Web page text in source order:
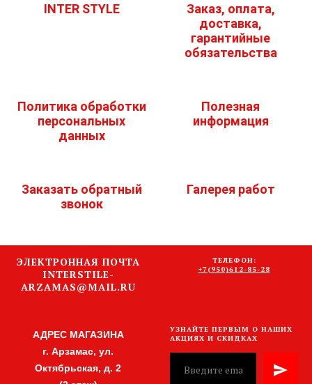
INTER STYLE
Заказ, оплата,
доставка,
гарантийные
обязательства
Политика обработки
персональных
данных
Полезная
информация
Заказать обратный
звонок
Галерея работ
ЭЛЕКТРОННАЯ ПОЧТА
INTERSTILE-
ARZAMAS@MAIL.RU
ТЕЛЕФОН:
+7(950)612-85-28
АДРЕС МАГАЗИНА
г. Арзамас, ул.
Октябрьская, д. 2
УЗНАЙТЕ ПЕРВЫМ О НАШИХ
АКЦИЯХ И СКИДКАХ